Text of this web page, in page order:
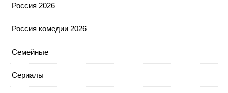
Россия 2026
Россия комедии 2026
Семейные
Сериалы